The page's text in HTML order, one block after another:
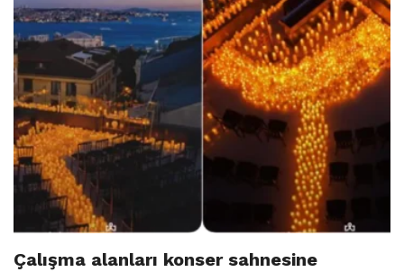
Çalışma alanları konser sahnesine